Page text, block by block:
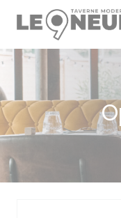
Personalización de